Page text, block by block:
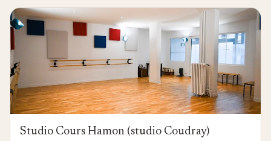
Studio Cours Hamon (studio Coudray)